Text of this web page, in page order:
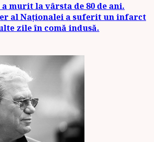
murit la vârsta de 80 de ani.
al Naționalei a suferit un infarct
zile în comă indusă.